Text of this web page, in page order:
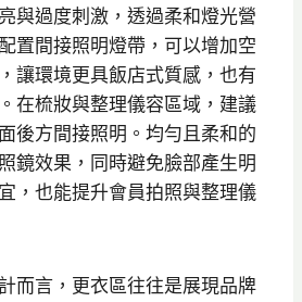
與過度刺激，透過柔和燈光營
置間接照明燈帶，可以增加空
讓環境更具飯店式質感，也有
在梳妝與整理儀容區域，建議
後方間接照明。均勻且柔和的
鏡效果，同時避免臉部產生明
，也能提升會員拍照與整理儀
而言，更衣區往往是展現品牌